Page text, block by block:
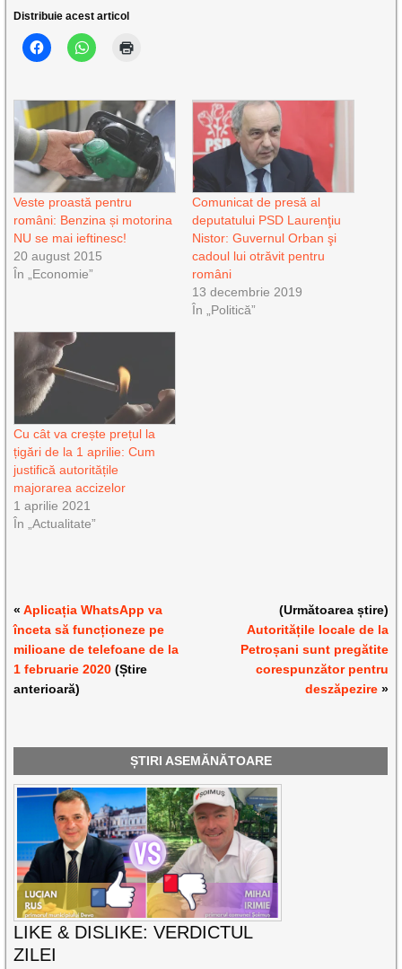
Distribuie acest articol
Veste proastă pentru
români: Benzina și motorina
NU se mai ieftinesc!
20 august 2015
În „Economie”
Comunicat de presă al
deputatului PSD Laurenţiu
Nistor: Guvernul Orban şi
cadoul lui otrăvit pentru
români
13 decembrie 2019
În „Politică”
Cu cât va crește prețul la
țigări de la 1 aprilie: Cum
justifică autoritățile
majorarea accizelor
1 aprilie 2021
În „Actualitate”
«Aplicația WhatsApp va
înceta să funcționeze pe
milioane de telefoane de la
1 februarie 2020 (Știre
anterioară)
(Următoarea știre)
Autoritățile locale de la
Petroșani sunt pregătite
corespunzător pentru
deszăpezire»
ȘTIRI ASEMĂNĂTOARE
LIKE & DISLIKE: VERDICTUL
ZILEI